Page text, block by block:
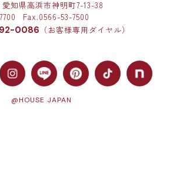
愛知県高浜市神明町7-13-38
Fax.0566-53-7500
0086 （お客様専用ダイヤル）
@HOUSE JAPAN